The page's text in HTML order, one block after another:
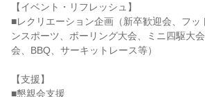
【イベント・リフレッシュ】
■レクリエーション企画（新卒歓迎会、フッ
ンスポーツ、ボーリング大会、ミニ四駆大
会、BBQ、サーキットレース等）
【支援】
■懇親会支援